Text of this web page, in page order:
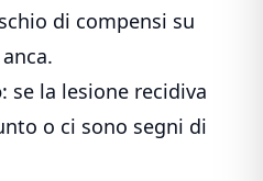
di compensi su
: se la lesione recidiva
o ci sono segni di